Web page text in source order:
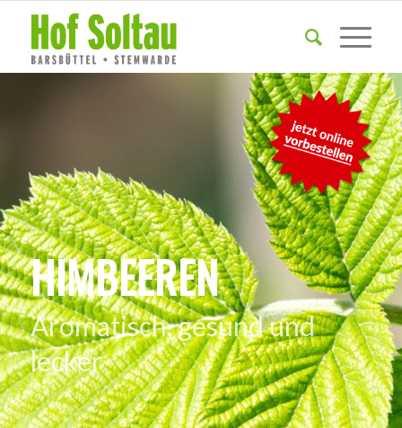
HIMBEEREN
Aromatisch, gesund und
lecker